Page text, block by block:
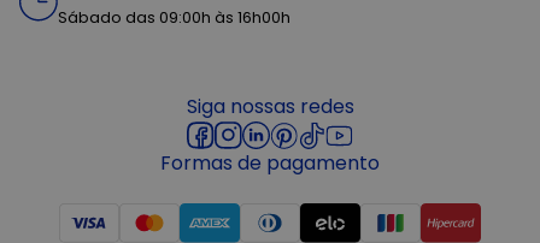
Sábado das 09:00h às 16h00h
Siga nossas redes
Formas de pagamento